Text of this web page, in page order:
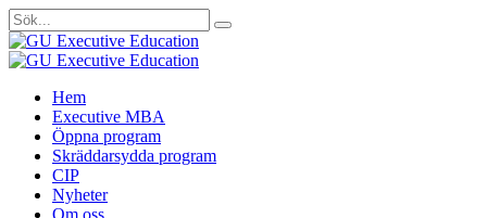
Sök
efter:
Skip
content
Hem
Executive MBA
Öppna program
Skräddarsydda program
CIP
Nyheter
Om oss